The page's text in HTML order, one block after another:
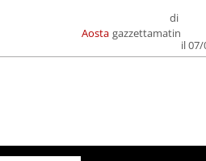
Aosta
di
gazzettamatin
il